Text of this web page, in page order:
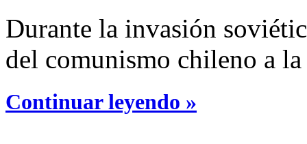
Durante la invasión
del comunismo chileno a
Continuar leyendo »